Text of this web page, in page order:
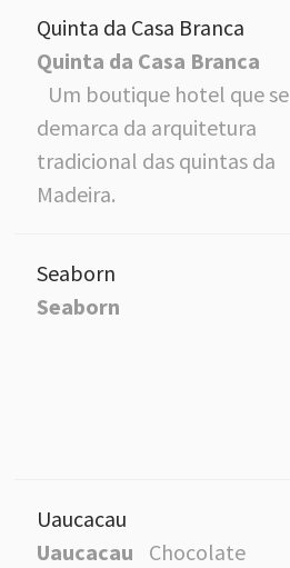
Quinta da Casa Branca
Quinta da Casa Branca
Um boutique hotel que se
demarca da arquitetura
tradicional das quintas da
Madeira.
Seaborn
Seaborn
Uaucacau
Uaucacau
Chocolate